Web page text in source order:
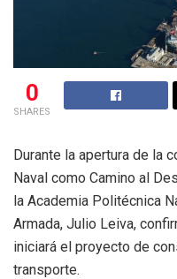
0
SHARES
Durante la apertura de la
Naval como Camino al
la Academia Politécnica
Armada, Julio Leiva,
iniciará el proyecto de
transporte.